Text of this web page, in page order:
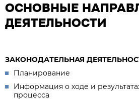
ОСНОВНЫЕ
ДЕЯТЕЛЬНОСТИ
ЗАКОНОДАТЕЛЬНАЯ
Планирование
Информация о ходе и
процесса